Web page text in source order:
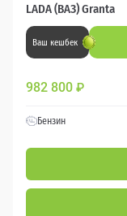
LADA (ВАЗ) Granta
Ваш кешбек
982 800 ₽
Бензин